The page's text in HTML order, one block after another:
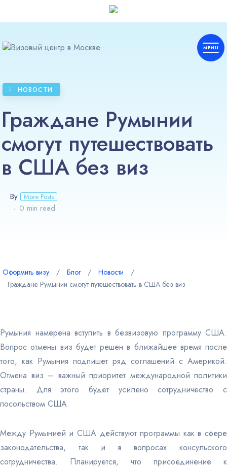
Оформить визу ∕ Блог ∕ Новости
∕
Граждане Румынии смогут путешествовать в США без виз
НОВОСТИ
Граждане Румынии
смогут путешествовать
в США без виз
By More Posts
0 min read
Румыния намерена вступить в безвизовую программу США.
Вопрос отмены виз будет решен в ближайшее время после
того, как Румыния подпишет ряд соглашений с Америкой.
Отмена виз – важный приоритет международной политики
страны. Для этого будет усилено сотрудничество с
посольством США.
Между Румынией и США действуют программы как в сфере
законодательства, так и в вопросах консульского
сотрудничества. Планируется, что присоединение к
Шенген
Америка
ВНЖ и
легализация